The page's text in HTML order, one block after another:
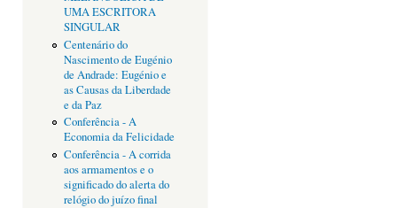
UMA ESCRITORA
SINGULAR
Centenário do
Nascimento de Eugénio
de Andrade: Eugénio e
as Causas da Liberdade
e da Paz
Conferência - A
Economia da Felicidade
Conferência - A corrida
aos armamentos e o
significado do alerta do
relógio do juízo final